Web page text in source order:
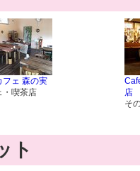
フェ 森の実
・喫茶店
店
そ
ト